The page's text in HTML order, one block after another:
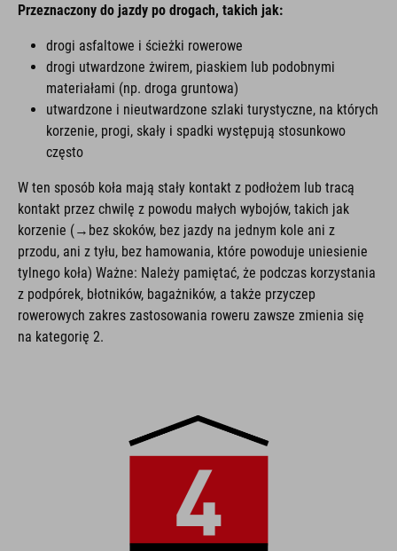
Przeznaczony do jazdy po drogach, takich jak:
drogi asfaltowe i ścieżki rowerowe
drogi utwardzone żwirem, piaskiem lub podobnymi
materiałami (np. droga gruntowa)
utwardzone i nieutwardzone szlaki turystyczne, na których
korzenie, progi, skały i spadki występują stosunkowo
często
W ten sposób koła mają stały kontakt z podłożem lub tracą
kontakt przez chwilę z powodu małych wybojów, takich jak
korzenie (→bez skoków, bez jazdy na jednym kole ani z
przodu, ani z tyłu, bez hamowania, które powoduje uniesienie
tylnego koła) Ważne: Należy pamiętać, że podczas korzystania
z podpórek, błotników, bagażników, a także przyczep
rowerowych zakres zastosowania roweru zawsze zmienia się
na kategorię 2.